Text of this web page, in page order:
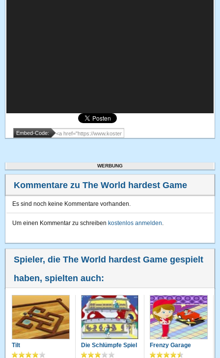
Embed-Code:
WERBUNG
Kommentare zu The World hardest Game
Es sind noch keine Kommentare vorhanden.
Um einen Kommentar zu schreiben kostenlos anmelden.
Spieler, die The World hardest Game gespielt
haben, spielten auch:
Tilt Die Schlümpfe Spiel Frenzy Garage